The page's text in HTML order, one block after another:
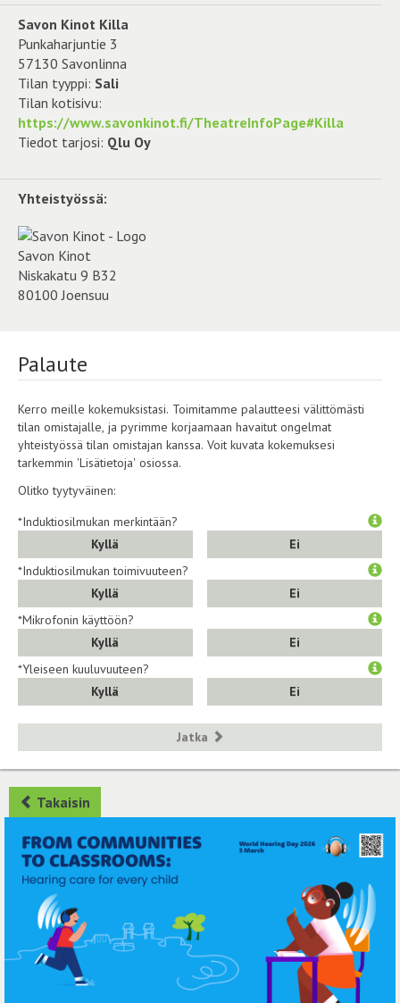
Savon Kinot Killa
Punkaharjuntie 3
57130 Savonlinna
Tilan tyyppi: Sali
Tilan kotisivu:
https://www.savonkinot.fi/TheatreInfoPage#Killa
Tiedot tarjosi: Qlu Oy
Yhteistyössä:
Savon Kinot
Niskakatu 9 B32
80100 Joensuu
Palaute
Kerro meille kokemuksistasi. Toimitamme palautteesi välittömästi
tilan omistajalle, ja pyrimme korjaamaan havaitut ongelmat
yhteistyössä tilan omistajan kanssa. Voit kuvata kokemuksesi
tarkemmin 'Lisätietoja' osiossa.
Olitko tyytyväinen:
*Induktiosilmukan merkintään?
Kyllä
Ei
*Induktiosilmukan toimivuuteen?
Kyllä
Ei
*Mikrofonin käyttöön?
Kyllä
Ei
*Yleiseen kuuluvuuteen?
Kyllä
Ei
Jatka
Takaisin